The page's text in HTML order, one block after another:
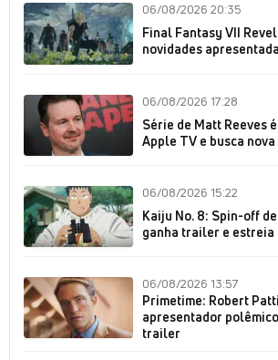
06/08/2026 20:35
Final Fantasy VII
novidades
06/08/2026 17:28
Série de Matt Reeves
Apple TV e busca
06/08/2026 15:22
Kaiju No. 8: Spin-off
ganha trailer e estreia
06/08/2026 13:57
Primetime: Robert
apresentador
trailer